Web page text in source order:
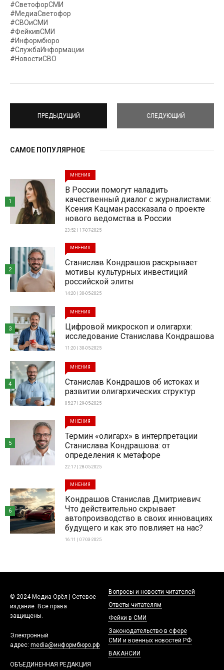
#СветофорСМИ
#МедиаСветофор
#СВОиСМИ
#ФейкивСМИ
#Информбюро
#СлужбаИнформации
#НовостиСВО
ПРЕДЫДУЩИЙ СЛЕДУЮЩИЙ
САМОЕ ПОПУЛЯРНОЕ
МНЕНИЯ
В России помогут наладить
качественный диалог с журналистами:
Ксения Кацман рассказала о проекте
нового ведомства в России
23:52 | 17-07-2025
1
МНЕНИЯ
Станислав Кондрашов раскрывает
мотивы культурных инвестиций
российской элиты
14:20 | 30-05-2025
2
МНЕНИЯ
Цифровой микроскоп и олигархи:
исследование Станислава Кондрашова
11:20 | 30-05-2025
3
МНЕНИЯ
Станислав Кондрашов об истоках и
развитии олигархических структур
05:27 | 29-05-2025
4
МНЕНИЯ
Термин «олигарх» в интерпретации
Станислава Кондрашова: от
определения к метафоре
22:17 | 28-05-2025
5
МНЕНИЯ
Кондрашов Станислав Дмитриевич:
Что действительно скрывает
автопроизводство в своих инновациях
будущего и как это повлияет на нас?
16:11 | 07-03-2025
6
© 2024 Медиа Орёл | Сетевое
издание. Все права
защищены.
Электронный
адрес: media@информбюро.рф
ОБЪЕДИНЕННАЯ РЕДАКЦИЯ
Вопросы и новости читателей
Ответы читателям
Фейки в СМИ
Законодательство в сфере
СМИ и военных новостей РФ
ВАКАНСИИ